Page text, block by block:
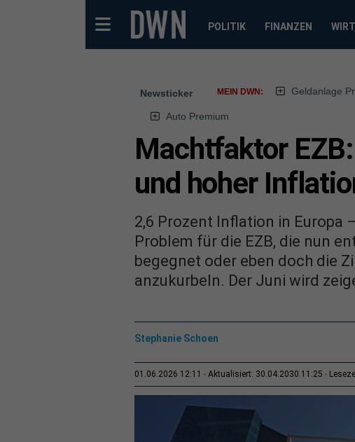
POLITIK FINANZEN
Newsticker MEIN DWN: Geldanlage
Auto Premium
Machtfaktor
und hoher
2,6 Prozent Inflation in Europa
Problem für die EZB, die nun
begegnet oder eben doch die
anzukurbeln. Der Juni wird
Stephanie Schoen
01.06.2026 12:11 Aktualisiert: 30.04.2030 11:25